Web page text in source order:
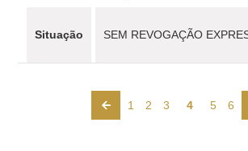
Situação SEM REVOGAÇÃO
1 2 3 4 5 6